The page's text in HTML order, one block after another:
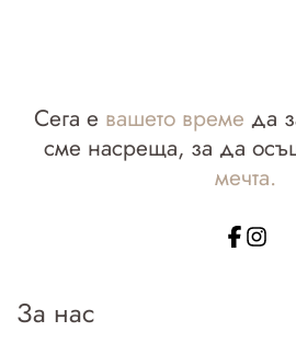
Сега е вашето време да
сме насреща, за да
мечта.
За нас